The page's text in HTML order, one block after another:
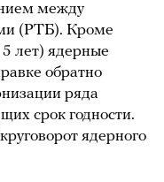
между
(РТБ). Кроме
лет) ядерные
обратно
ряда
срок годности.
ядерного